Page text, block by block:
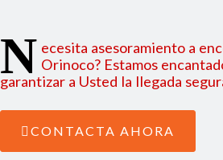
N ecesita asesoramiento a
Orinoco? Estamos
garantizar a Usted la llegada
CONTACTA AHORA